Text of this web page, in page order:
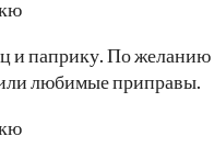
и паприку. По желанию
любимые приправы.